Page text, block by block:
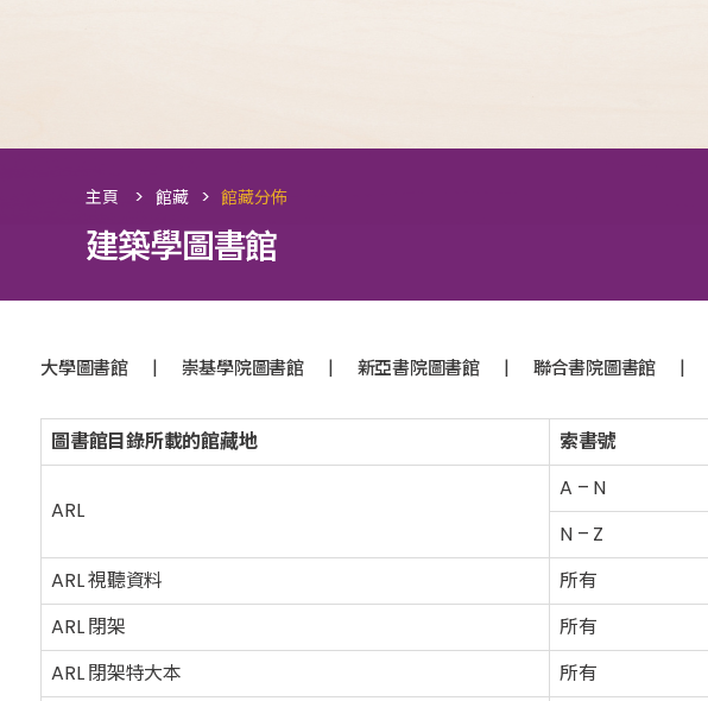
主頁 > 館藏 > 館藏分佈
建築學圖書館
大學圖書館 | 崇基學院圖書館 | 新亞書院圖書館 | 聯合書院圖書館 |
圖書館目錄所載的館藏地 索書號
ARL
A – N
N – Z
ARL 視聽資料
所有
ARL 閉架
所有
ARL 閉架特大本
所有